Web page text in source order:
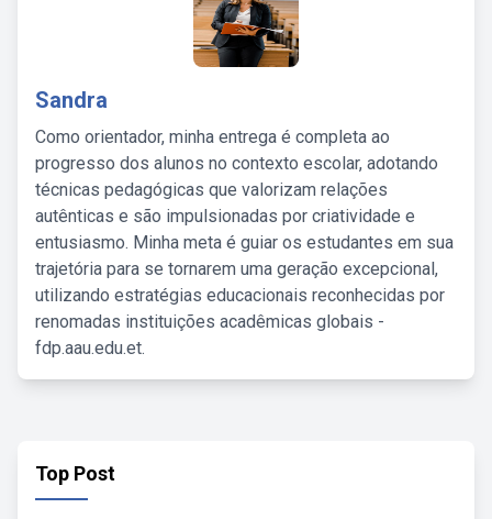
Sandra
Como orientador, minha entrega é completa ao
progresso dos alunos no contexto escolar, adotando
técnicas pedagógicas que valorizam relações
autênticas e são impulsionadas por criatividade e
entusiasmo. Minha meta é guiar os estudantes em sua
trajetória para se tornarem uma geração excepcional,
utilizando estratégias educacionais reconhecidas por
renomadas instituições acadêmicas globais -
fdp.aau.edu.et.
Top Post